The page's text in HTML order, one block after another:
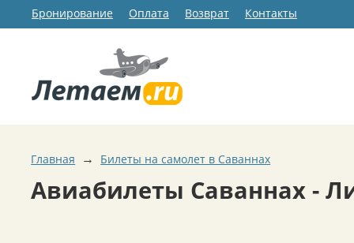
Бронирование Оплата Возврат Контакты
Главная → Билеты на самолет в Саваннах
Авиабилеты Саваннах -